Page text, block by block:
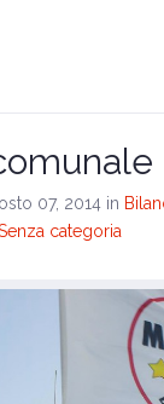
07, 2014 in
categoria